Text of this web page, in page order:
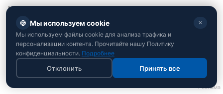
Напомним, стартовый день Лондона оказался
богатым эмоциями: первая ракетка мира
Янник
Синнер сквозь окровавленные кроссовки и
болезненное падение вырвал победу в 5-сетовом
триллере.
🍪 Мы используем cookie ✕
Мы используем файлы cookie для анализа трафика и
персонализации контента. Прочитайте нашу Политику
конфиденциальности. Подробнее
Отклонить Принять все